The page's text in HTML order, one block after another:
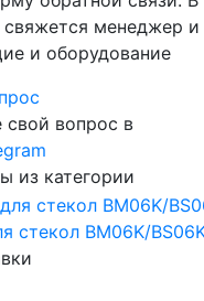
менеджер и
и оборудование
свой вопрос в
из категории
стекол BM06K/